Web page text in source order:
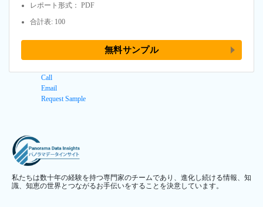
レポート形式： PDF
合計表: 100
無料サンプル
Call
Email
Request Sample
私たちは数十年の経験を持つ専門家のチームであり、進化し続ける情報、知
識、知恵の世界とつながるお手伝いをすることを決意しています。